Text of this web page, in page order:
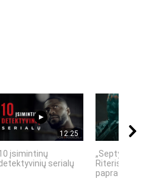
12:25
įsimintinų
serialų
„Septynių
Riteris" – kai